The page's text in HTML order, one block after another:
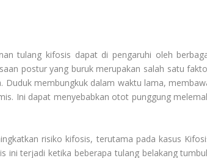
tulang kifosis dapat di pengaruhi oleh
postur yang buruk merupakan salah satu
membungkuk dalam waktu lama,
Ini dapat menyebabkan otot punggung
risiko kifosis, terutama pada kasus
ini terjadi ketika beberapa tulang belakang